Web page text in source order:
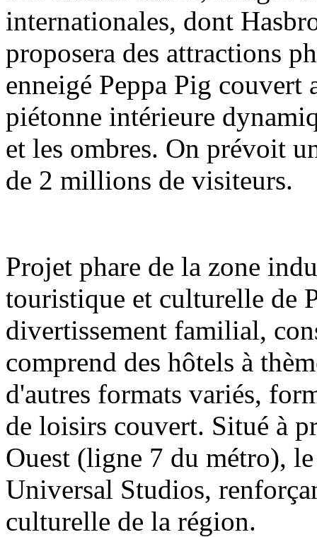
internationales, dont
proposera des attractions
enneigé Peppa Pig couvert
piétonne intérieure
et les ombres. On prévoit
de 2 millions de visiteurs.
Projet phare de la zone
touristique et culturelle de
divertissement familial,
comprend des hôtels à
d'autres formats variés,
de loisirs couvert. Situé à
Ouest (ligne 7 du métro),
Universal Studios,
culturelle de la région.